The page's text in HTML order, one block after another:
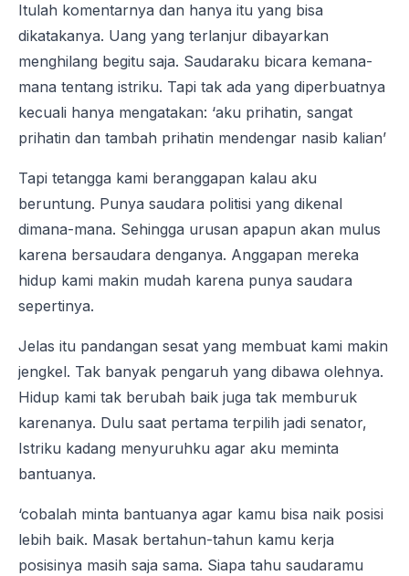
Itulah komentarnya dan hanya itu yang bisa
dikatakanya. Uang yang terlanjur dibayarkan
menghilang begitu saja. Saudaraku bicara kemana-
mana tentang istriku. Tapi tak ada yang diperbuatnya
kecuali hanya mengatakan: ‘aku prihatin, sangat
prihatin dan tambah prihatin mendengar nasib kalian’
Tapi tetangga kami beranggapan kalau aku
beruntung. Punya saudara politisi yang dikenal
dimana-mana. Sehingga urusan apapun akan mulus
karena bersaudara denganya. Anggapan mereka
hidup kami makin mudah karena punya saudara
sepertinya.
Jelas itu pandangan sesat yang membuat kami makin
jengkel. Tak banyak pengaruh yang dibawa olehnya.
Hidup kami tak berubah baik juga tak memburuk
karenanya. Dulu saat pertama terpilih jadi senator,
Istriku kadang menyuruhku agar aku meminta
bantuanya.
‘cobalah minta bantuanya agar kamu bisa naik posisi
lebih baik. Masak bertahun-tahun kamu kerja
posisinya masih saja sama. Siapa tahu saudaramu